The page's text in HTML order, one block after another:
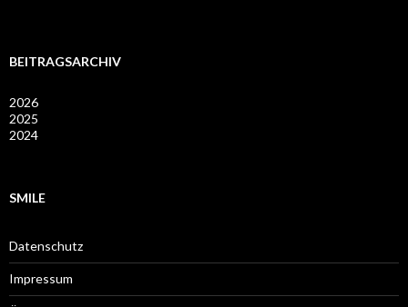
BEITRAGSARCHIV
2026
2025
2024
SMILE
Datenschutz
Impressum